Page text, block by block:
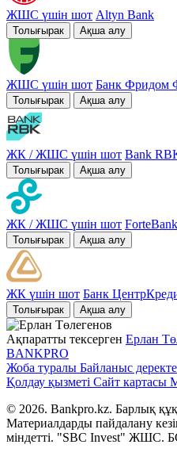
ЖШС үшін шот Altyn Bank
Толығырак Ақша алу
ЖШС үшін шот Банк Фридом
Толығырак Ақша алу
ЖК / ЖШС үшін шот Bank
Толығырак Ақша алу
ЖК / ЖШС үшін шот ForteBank
Толығырак Ақша алу
ЖК үшін шот Банк
Толығырак Ақша алу
Ақпаратты тексерген Ерлан
BANKPRO
Жоба туралы Байланыс
Қолдау қызметі Сайт картасы
© 2026. Bankpro.kz. Барлық
Материалдарды пайдалану
міндетті. "SBC Invest" ЖШС.